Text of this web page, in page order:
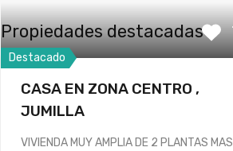
Propiedades destacadas
Destacado
CASA EN ZONA CENTRO ,
JUMILLA
VIVIENDA MUY AMPLIA DE 2 PLANTAS MAS